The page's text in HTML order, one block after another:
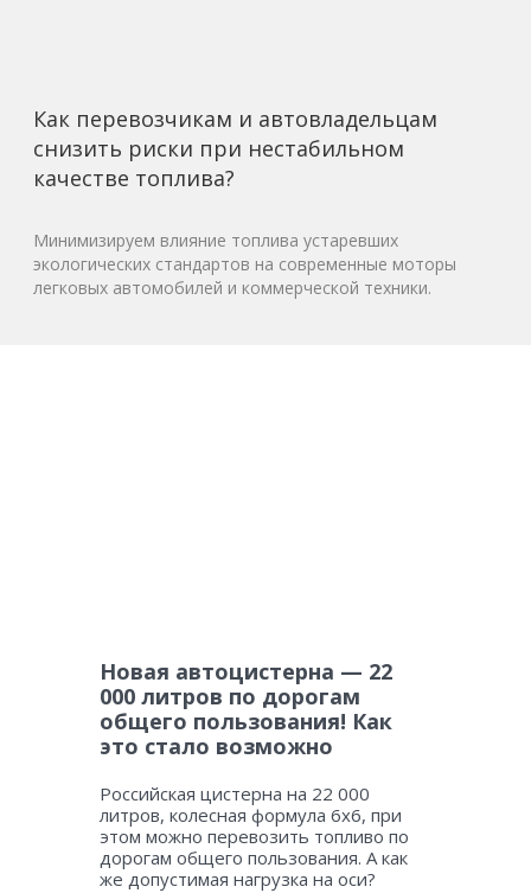
Как перевозчикам и автовладельцам
снизить риски при нестабильном
качестве топлива?
Минимизируем влияние топлива устаревших
экологических стандартов на современные моторы
легковых автомобилей и коммерческой техники.
Новая автоцистерна — 22
000 литров по дорогам
общего пользования! Как
это стало возможно
Российская цистерна на 22 000
литров, колесная формула 6х6, при
этом можно перевозить топливо по
дорогам общего пользования. А как
же допустимая нагрузка на оси?